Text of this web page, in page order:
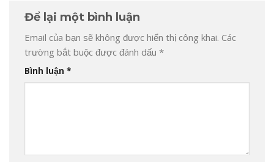
Để lại một bình luận
Email của bạn sẽ không được hiển thị công khai. Các
trường bắt buộc được đánh dấu *
Bình luận *